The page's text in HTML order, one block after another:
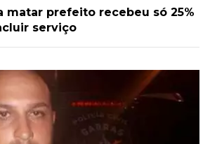
matar prefeito recebeu só 25%
serviço